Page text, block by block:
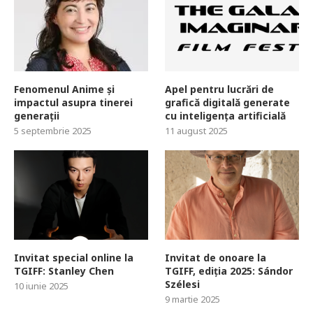
Fenomenul Anime și
impactul asupra tinerei
generații
5 septembrie 2025
Apel pentru lucrări de
grafică digitală generate
cu inteligența artificială
11 august 2025
Invitat special online la
TGIFF: Stanley Chen
10 iunie 2025
Invitat de onoare la
TGIFF, ediția 2025: Sándor
Szélesi
9 martie 2025